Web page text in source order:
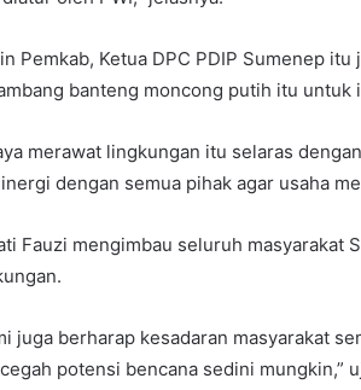
Pemkab, Ketua DPC PDIP Sumenep
banteng moncong putih itu untuk
merawat lingkungan itu selaras
dengan semua pihak agar usaha
Fauzi mengimbau seluruh masyarakat
juga berharap kesadaran masyarakat
potensi bencana sedini mungkin,”